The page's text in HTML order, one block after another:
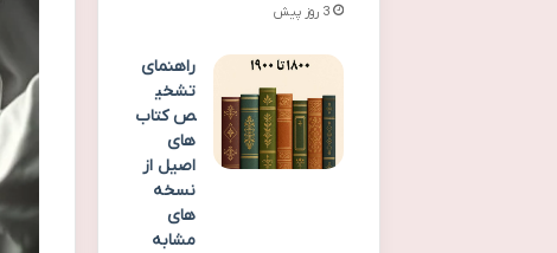
3 روز پیش
راهنمای
تشخی
ص کتاب
های
اصیل از
نسخه
های
مشابه